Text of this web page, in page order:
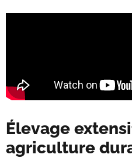
Élevage
agriculture